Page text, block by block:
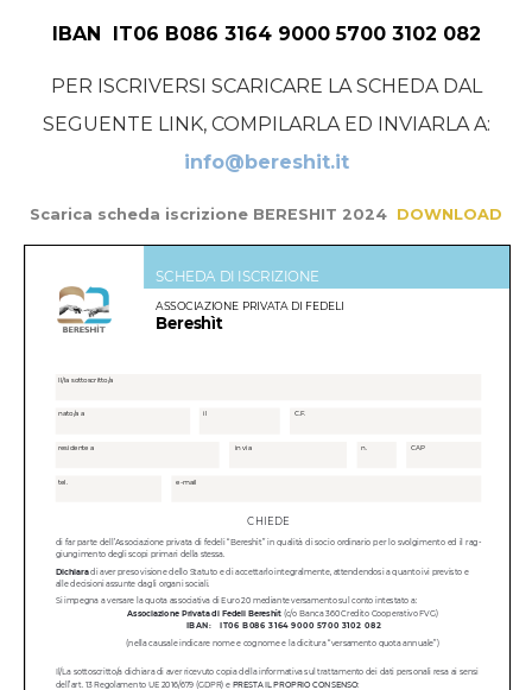
IBAN IT06 B086 3164 9000 5700 3102 082
PER ISCRIVERSI SCARICARE LA SCHEDA DAL
SEGUENTE LINK, COMPILARLA ED INVIARLA A:
info@bereshit.it
Scarica scheda iscrizione BERESHIT 2024 DOWNLOAD